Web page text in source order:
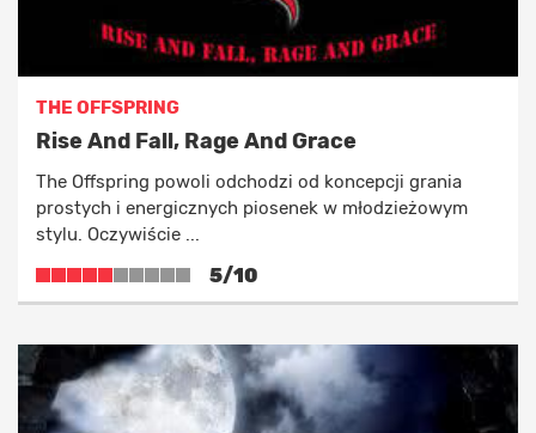
THE OFFSPRING
Rise And Fall, Rage And Grace
The Offspring powoli odchodzi od koncepcji grania
prostych i energicznych piosenek w młodzieżowym
stylu. Oczywiście ...
5/10